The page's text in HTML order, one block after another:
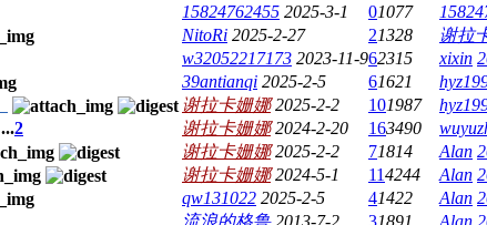
15824762455 2025-3-1 01077
NitoRi 2025-2-27 21328 谢拉
w32052217173 2023-11-962315 xixin
39antianqi 2025-2-5 61621
谢拉卡姗娜 2025-2-2 101987
...2 谢拉卡姗娜 2024-2-20 163490
谢拉卡姗娜 2025-2-2 71814 Alan
谢拉卡姗娜 2024-5-1 114244 Alan
qw131022 2025-2-5 41422 Alan
流浪的格鲁 2013-7-2 31891 Alan